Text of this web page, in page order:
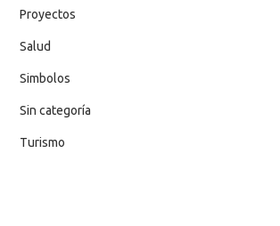
Proyectos
Salud
Simbolos
Sin categoría
Turismo